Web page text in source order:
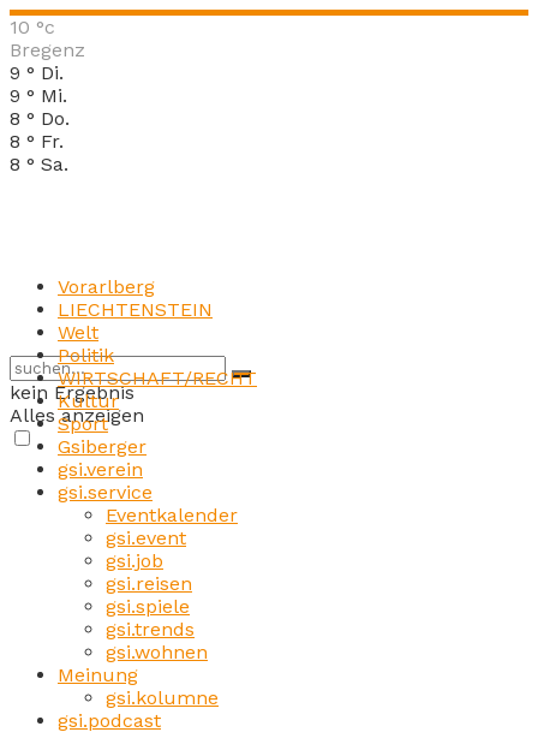
10 °c
Bregenz
9 ° Di.
9 ° Mi.
8 ° Do.
8 ° Fr.
8 ° Sa.
kein Ergebnis
Alles anzeigen
Vorarlberg
LIECHTENSTEIN
Welt
Politik
WIRTSCHAFT/RECHT
Kultur
Sport
Gsiberger
gsi.verein
gsi.service
Eventkalender
gsi.event
gsi.job
gsi.reisen
gsi.spiele
gsi.trends
gsi.wohnen
Meinung
gsi.kolumne
gsi.podcast